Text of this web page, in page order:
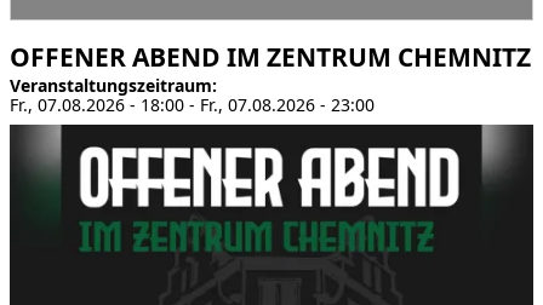
OFFENER ABEND IM ZENTRUM CHEMNITZ
Veranstaltungszeitraum
Fr., 07.08.2026 - 18:00 - Fr., 07.08.2026 - 23:00